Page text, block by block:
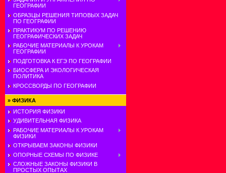
ГЕОГРАФИИ
ОБРАЗЦЫ РЕШЕНИЯ ТИПОВЫХ ЗАДАЧ
ПО ГЕОГРАФИИ
ПРАКТИКУМ ПО РЕШЕНИЮ
ГЕОГРАФИЧЕСКИХ ЗАДАЧ
РАБОЧИЕ МАТЕРИАЛЫ К УРОКАМ
ГЕОГРАФИИ
ПОДГОТОВКА К ЕГЭ ПО ГЕОГРАФИИ
БИОСФЕРА И ЭКОЛОГИЧЕСКАЯ
ПОЛИТИКА
КРОССВОРДЫ ПО ГЕОГРАФИИ
» ФИЗИКА
ИСТОРИЯ ФИЗИКИ
УДИВИТЕЛЬНАЯ ФИЗИКА
РАБОЧИЕ МАТЕРИАЛЫ К УРОКАМ
ФИЗИКИ
ОТКРЫВАЕМ ЗАКОНЫ ФИЗИКИ
ОПОРНЫЕ СХЕМЫ ПО ФИЗИКЕ
СЛОЖНЫЕ ЗАКОНЫ ФИЗИКИ В
ПРОСТЫХ ОПЫТАХ